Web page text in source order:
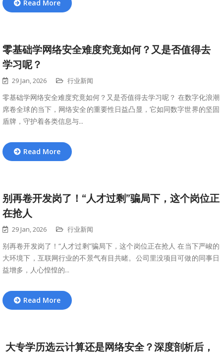
Read More
零基础学网络安全难度究竟如何？又是否值得去
学习呢？
29 Jan, 2026 行业新闻
零基础学网络安全难度究竟如何？又是否值得去学习呢？ 在数字化浪潮
席卷全球的当下，网络安全的重要性日益凸显，它如同数字世界的坚固
盾牌，守护着各类信息与...
Read More
别再卷开发岗了！“人才过剩”骗局下，这个岗位正
在抢人
29 Jan, 2026 行业新闻
别再卷开发岗了！“人才过剩”骗局下，这个岗位正在抢人 在当下严峻的
大环境下，互联网行业的不景气有目共睹。公司里没项目可做的同事日
益增多，人心惶惶的...
Read More
​ 大专学历选云计算还是网络安全？深度剖析后，